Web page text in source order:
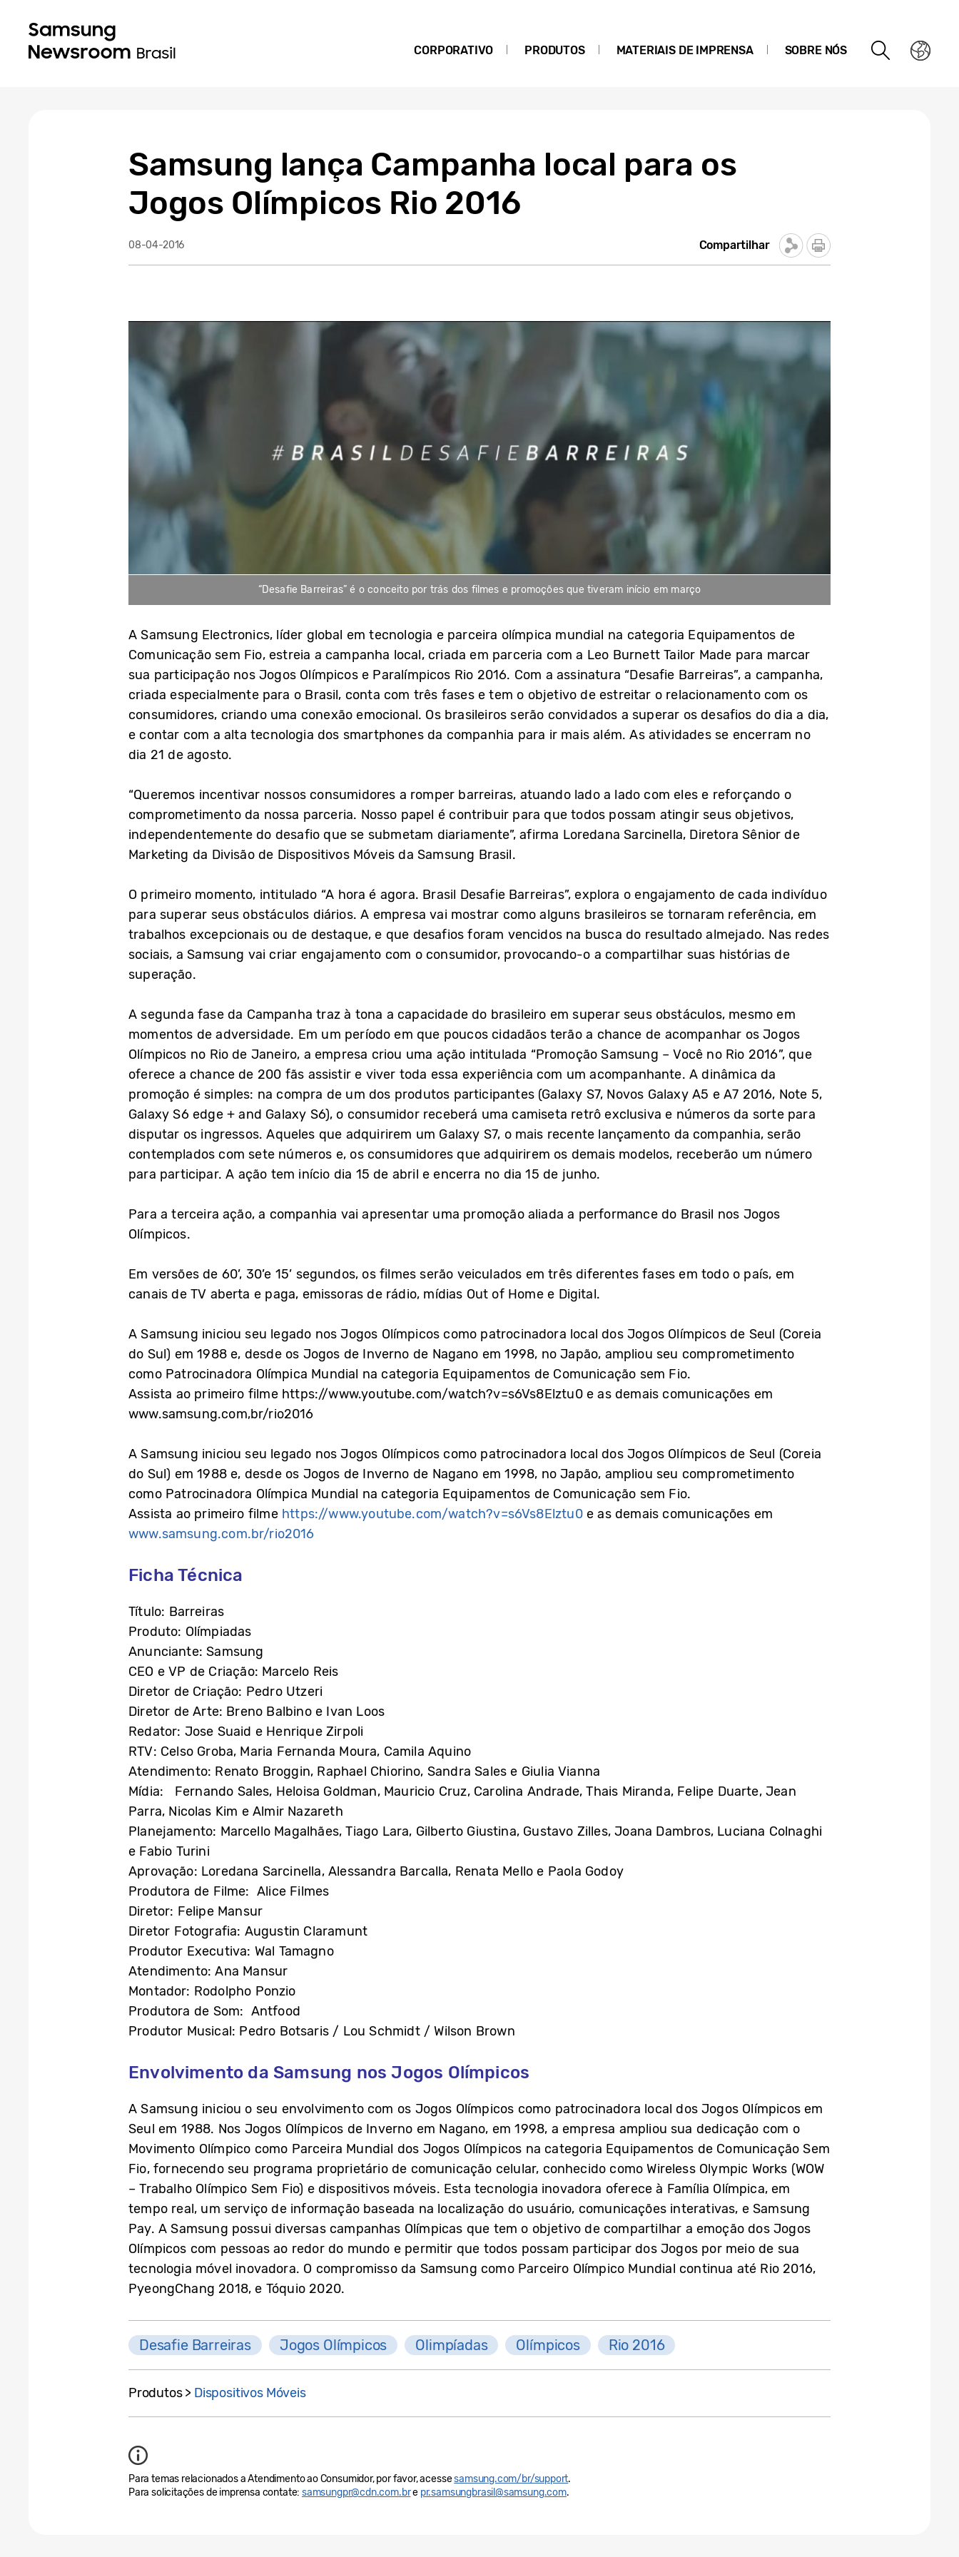
CORPORATIVO PRODUTOS MATERIAIS DE IMPRENSA SOBRE NÓS
Samsung lança Campanha local para os
Jogos Olímpicos Rio 2016
08-04-2016 Compartilhar
“Desafie Barreiras” é o conceito por trás dos filmes e promoções que tiveram início em março
A Samsung Electronics, líder global em tecnologia e parceira olímpica mundial na categoria Equipamentos de
Comunicação sem Fio, estreia a campanha local, criada em parceria com a Leo Burnett Tailor Made para marcar
sua participação nos Jogos Olímpicos e Paralímpicos Rio 2016. Com a assinatura “Desafie Barreiras”, a campanha,
criada especialmente para o Brasil, conta com três fases e tem o objetivo de estreitar o relacionamento com os
consumidores, criando uma conexão emocional. Os brasileiros serão convidados a superar os desafios do dia a dia,
e contar com a alta tecnologia dos smartphones da companhia para ir mais além. As atividades se encerram no
dia 21 de agosto.
“Queremos incentivar nossos consumidores a romper barreiras, atuando lado a lado com eles e reforçando o
comprometimento da nossa parceria. Nosso papel é contribuir para que todos possam atingir seus objetivos,
independentemente do desafio que se submetam diariamente”, afirma Loredana Sarcinella, Diretora Sênior de
Marketing da Divisão de Dispositivos Móveis da Samsung Brasil.
O primeiro momento, intitulado “A hora é agora. Brasil Desafie Barreiras”, explora o engajamento de cada indivíduo
para superar seus obstáculos diários. A empresa vai mostrar como alguns brasileiros se tornaram referência, em
trabalhos excepcionais ou de destaque, e que desafios foram vencidos na busca do resultado almejado. Nas redes
sociais, a Samsung vai criar engajamento com o consumidor, provocando-o a compartilhar suas histórias de
superação.
A segunda fase da Campanha traz à tona a capacidade do brasileiro em superar seus obstáculos, mesmo em
momentos de adversidade. Em um período em que poucos cidadãos terão a chance de acompanhar os Jogos
Olímpicos no Rio de Janeiro, a empresa criou uma ação intitulada “Promoção Samsung – Você no Rio 2016”, que
oferece a chance de 200 fãs assistir e viver toda essa experiência com um acompanhante. A dinâmica da
promoção é simples: na compra de um dos produtos participantes (Galaxy S7, Novos Galaxy A5 e A7 2016, Note 5,
Galaxy S6 edge + and Galaxy S6), o consumidor receberá uma camiseta retrô exclusiva e números da sorte para
disputar os ingressos. Aqueles que adquirirem um Galaxy S7, o mais recente lançamento da companhia, serão
contemplados com sete números e, os consumidores que adquirirem os demais modelos, receberão um número
para participar. A ação tem início dia 15 de abril e encerra no dia 15 de junho.
Para a terceira ação, a companhia vai apresentar uma promoção aliada a performance do Brasil nos Jogos
Olímpicos.
Em versões de 60’, 30’e 15’ segundos, os filmes serão veiculados em três diferentes fases em todo o país, em
canais de TV aberta e paga, emissoras de rádio, mídias Out of Home e Digital.
A Samsung iniciou seu legado nos Jogos Olímpicos como patrocinadora local dos Jogos Olímpicos de Seul (Coreia
do Sul) em 1988 e, desde os Jogos de Inverno de Nagano em 1998, no Japão, ampliou seu comprometimento
como Patrocinadora Olímpica Mundial na categoria Equipamentos de Comunicação sem Fio.
Assista ao primeiro filme https://www.youtube.com/watch?v=s6Vs8Elztu0 e as demais comunicações em
www.samsung.com,br/rio2016
A Samsung iniciou seu legado nos Jogos Olímpicos como patrocinadora local dos Jogos Olímpicos de Seul (Coreia
do Sul) em 1988 e, desde os Jogos de Inverno de Nagano em 1998, no Japão, ampliou seu comprometimento
como Patrocinadora Olímpica Mundial na categoria Equipamentos de Comunicação sem Fio.
Assista ao primeiro filme https://www.youtube.com/watch?v=s6Vs8Elztu0e as demais comunicações em
www.samsung.com.br/rio2016
Ficha Técnica
Título: Barreiras
Produto: Olímpiadas
Anunciante: Samsung
CEO e VP de Criação: Marcelo Reis
Diretor de Criação: Pedro Utzeri
Diretor de Arte: Breno Balbino e Ivan Loos
Redator: Jose Suaid e Henrique Zirpoli
RTV: Celso Groba, Maria Fernanda Moura, Camila Aquino
Atendimento: Renato Broggin, Raphael Chiorino, Sandra Sales e Giulia Vianna
Mídia: Fernando Sales, Heloisa Goldman, Mauricio Cruz, Carolina Andrade, Thais Miranda, Felipe Duarte, Jean
Parra, Nicolas Kim e Almir Nazareth
Planejamento: Marcello Magalhães, Tiago Lara, Gilberto Giustina, Gustavo Zilles, Joana Dambros, Luciana Colnaghi
e Fabio Turini
Aprovação: Loredana Sarcinella, Alessandra Barcalla, Renata Mello e Paola Godoy
Produtora de Filme: Alice Filmes
Diretor: Felipe Mansur
Diretor Fotografia: Augustin Claramunt
Produtor Executiva: Wal Tamagno
Atendimento: Ana Mansur
Montador: Rodolpho Ponzio
Produtora de Som: Antfood
Produtor Musical: Pedro Botsaris / Lou Schmidt / Wilson Brown
Envolvimento da Samsung nos Jogos Olímpicos
A Samsung iniciou o seu envolvimento com os Jogos Olímpicos como patrocinadora local dos Jogos Olímpicos em
Seul em 1988. Nos Jogos Olímpicos de Inverno em Nagano, em 1998, a empresa ampliou sua dedicação com o
Movimento Olímpico como Parceira Mundial dos Jogos Olímpicos na categoria Equipamentos de Comunicação Sem
Fio, fornecendo seu programa proprietário de comunicação celular, conhecido como Wireless Olympic Works (WOW
– Trabalho Olímpico Sem Fio) e dispositivos móveis. Esta tecnologia inovadora oferece à Família Olímpica, em
tempo real, um serviço de informação baseada na localização do usuário, comunicações interativas, e Samsung
Pay. A Samsung possui diversas campanhas Olímpicas que tem o objetivo de compartilhar a emoção dos Jogos
Olímpicos com pessoas ao redor do mundo e permitir que todos possam participar dos Jogos por meio de sua
tecnologia móvel inovadora. O compromisso da Samsung como Parceiro Olímpico Mundial continua até Rio 2016,
PyeongChang 2018, e Tóquio 2020.
Desafie Barreiras Jogos Olímpicos Olimpíadas Olímpicos Rio 2016
Produtos > Dispositivos Móveis
Para temas relacionados a Atendimento ao Consumidor, por favor, acessesamsung.com/br/support.
Para solicitações de imprensa contate: samsungpr@cdn.com.bre pr.samsungbrasil@samsung.com.